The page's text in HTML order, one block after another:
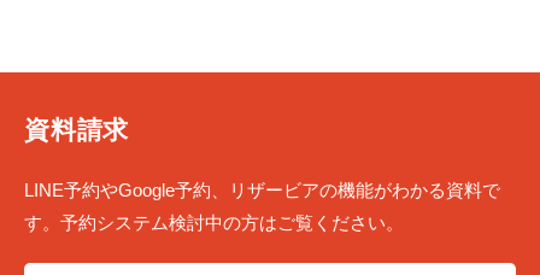
資料請求
LINE予約やGoogle予約、リザービアの機能がわかる資料で
す。予約システム検討中の方はご覧ください。